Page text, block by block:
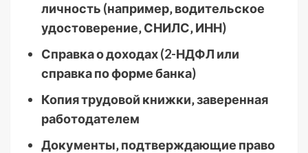
личность (например‚ водительское
удостоверение‚ СНИЛС‚ ИНН)
Справка о доходах (2-НДФЛ или
справка по форме банка)
Копия трудовой книжки‚ заверенная
работодателем
Документы‚ подтверждающие право